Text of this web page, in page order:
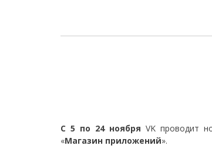
С 5 по 24 ноября VK проводит
«Магазин приложений».